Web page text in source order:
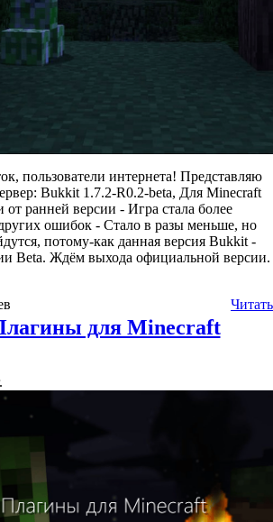
пользователи интернета! Представляю
Bukkit 1.7.2-R0.2-beta, Для Minecraft
ранней версии - Игра стала более
ошибок - Стало в разы меньше, но
потому-как данная версия Bukkit -
Beta. Ждём выхода официальной версии.
Читать
для Minecraft